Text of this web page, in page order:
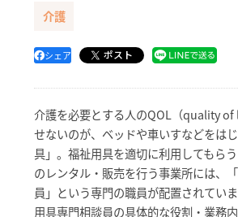
介護
シェア ポスト
介護を必要とする人のQOL（quality
せないのが、ベッドや車いすなどをは
具」。福祉用具を適切に利用してもら
のレンタル・販売を行う事業所には、
員」という専門の職員が配置されてい
用具専門相談員の具体的な役割・業務